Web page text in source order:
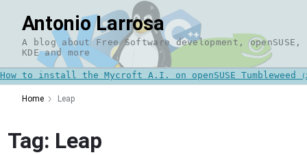
content
Antonio Larrosa
A blog about Free Software development, openSUSE,
KDE and more
How to install the Mycroft A.I. on openSUSE Tumbleweed
Home Leap
Tag: Leap